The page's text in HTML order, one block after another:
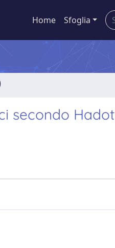
Home Sfoglia
secondo Hadot